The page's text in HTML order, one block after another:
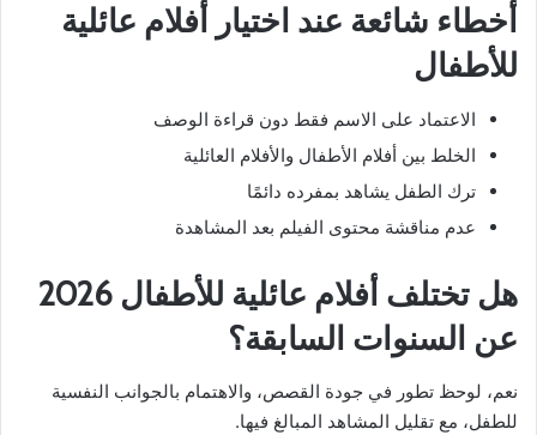
أخطاء شائعة عند اختيار أفلام عائلية
للأطفال
الاعتماد على الاسم فقط دون قراءة الوصف
الخلط بين أفلام الأطفال والأفلام العائلية
ترك الطفل يشاهد بمفرده دائمًا
عدم مناقشة محتوى الفيلم بعد المشاهدة
هل تختلف أفلام عائلية للأطفال 2026
عن السنوات السابقة؟
نعم، لوحظ تطور في جودة القصص، والاهتمام بالجوانب النفسية
للطفل، مع تقليل المشاهد المبالغ فيها.